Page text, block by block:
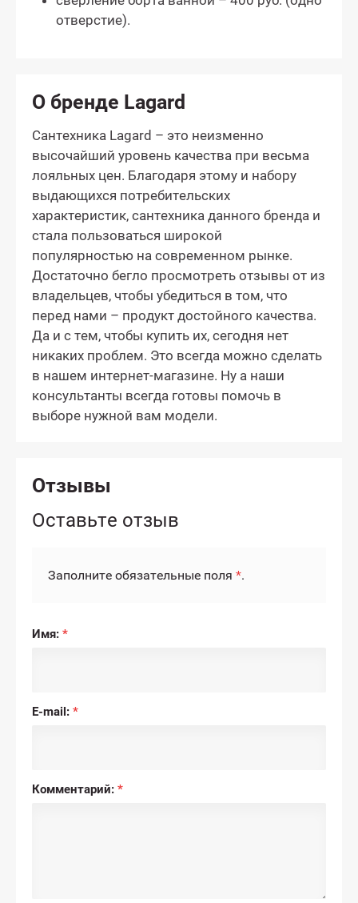
отверстие).
О бренде Lagard
Сантехника Lagard – это неизменно
высочайший уровень качества при весьма
лояльных цен. Благодаря этому и набору
выдающихся потребительских
характеристик, сантехника данного бренда и
стала пользоваться широкой
популярностью на современном рынке.
Достаточно бегло просмотреть отзывы от из
владельцев, чтобы убедиться в том, что
перед нами – продукт достойного качества.
Да и с тем, чтобы купить их, сегодня нет
никаких проблем. Это всегда можно сделать
в нашем интернет-магазине. Ну а наши
консультанты всегда готовы помочь в
выборе нужной вам модели.
Отзывы
Оставьте отзыв
Заполните обязательные поля *.
Имя: *
E-mail: *
Комментарий: *